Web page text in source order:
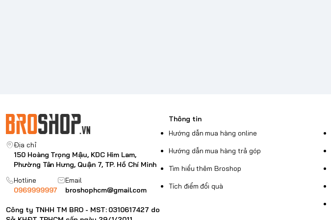
Địa chỉ
150 Hoàng Trọng Mậu, KDC Him Lam,
Phường Tân Hưng, Quận 7, TP. Hồ Chí Minh
Hotline
0969999997
Email
broshophcm@gmail.com
Công ty TNHH TM BRO - MST: 0310617427 do
Thông tin
Hướng dẫn mua hàng online
Hướng dẫn mua hàng trả góp
Tìm hiểu thêm Broshop
Tích điểm đổi quà